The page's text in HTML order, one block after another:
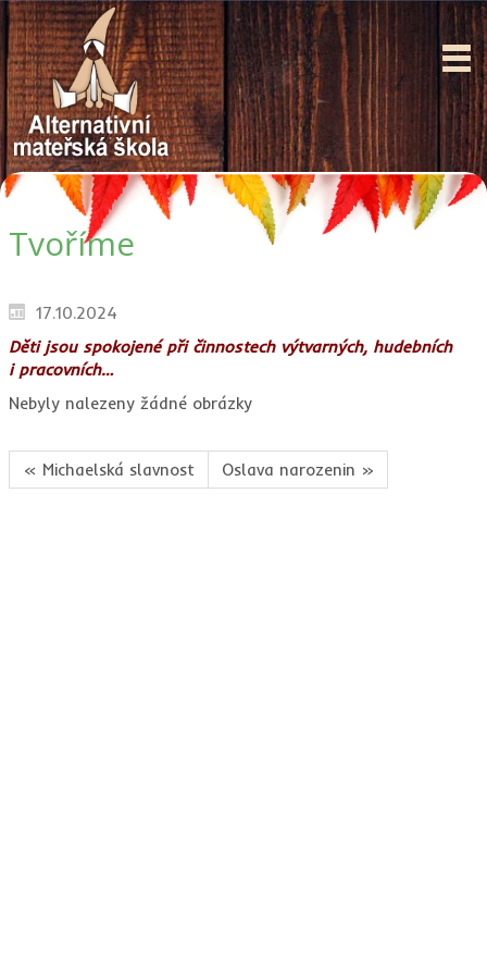
Tvoříme
17.10.2024
Děti jsou spokojené při činnostech výtvarných, hudebních
i pracovních…
Nebyly nalezeny žádné obrázky
« Michaelská slavnost Oslava narozenin »